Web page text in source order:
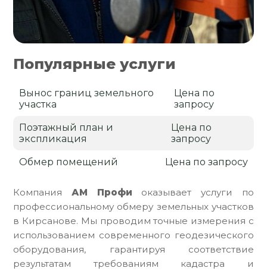
КомпанияАМ Профи оказывает услуги по
профессиональному обмеру земельных участков
в Кирсанове. Мы проводим точные измерения с
использованием современного геодезического
оборудования, гарантируя соответствие
результатам требованиям кадастра и
Популярные услуги
Вынос границ земельного
участка
Цена по
запросу
Поэтажный план и
экспликация
Цена по
запросу
Обмер помещений Цена по запросу